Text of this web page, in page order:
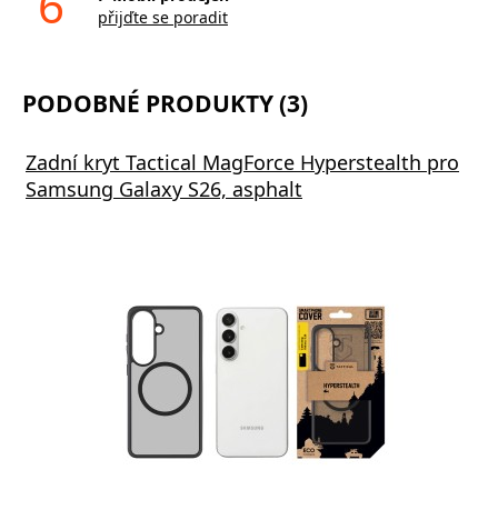
přijďte se poradit
PODOBNÉ PRODUKTY (3)
Zadní kryt Tactical MagForce Hyperstealth pro
Samsung Galaxy S26, asphalt